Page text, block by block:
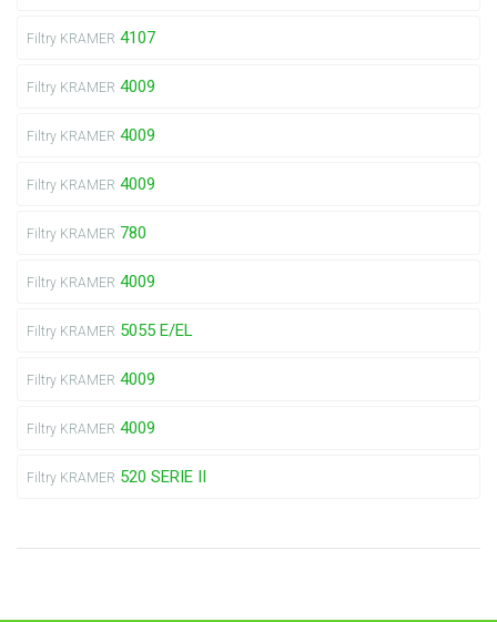
Filtry KRAMER 4107
Filtry KRAMER 4009
Filtry KRAMER 4009
Filtry KRAMER 4009
Filtry KRAMER 780
Filtry KRAMER 4009
Filtry KRAMER 5055 E/EL
Filtry KRAMER 4009
Filtry KRAMER 4009
Filtry KRAMER 520 SERIE II